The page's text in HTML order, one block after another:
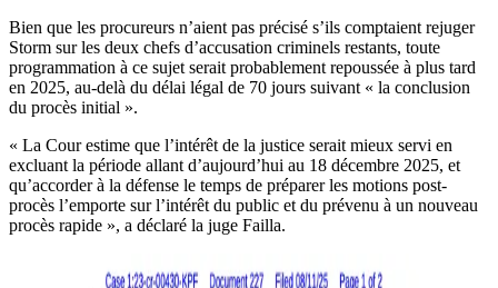
Bien que les procureurs n’aient pas précisé s’ils comptaient rejuger
Storm sur les deux chefs d’accusation criminels restants, toute
programmation à ce sujet serait probablement repoussée à plus tard
en 2025, au-delà du délai légal de 70 jours suivant « la conclusion
du procès initial ».
« La Cour estime que l’intérêt de la justice serait mieux servi en
excluant la période allant d’aujourd’hui au 18 décembre 2025, et
qu’accorder à la défense le temps de préparer les motions post-
procès l’emporte sur l’intérêt du public et du prévenu à un nouveau
procès rapide », a déclaré la juge Failla.